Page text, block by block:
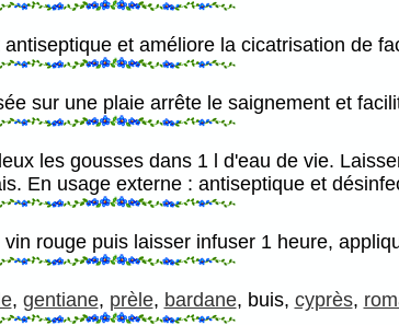
et améliore la cicatrisation de
sur une plaie arrête le saignement et
les gousses dans 1 l d'eau de vie.
En usage externe : antiseptique et
rouge puis laisser infuser 1 heure,
, gentiane, prèle, bardane, buis, cyprès,